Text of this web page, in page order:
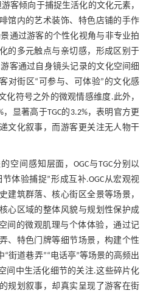
客倾向于捕捉生活化的文化元素，
馆内的艺术装饰、特色店铺的手作
通过游客的个性化视角与非专业拍
的多元触点与亲切感，形成区别于
客通过自身镜头记录的文化空间细
对街区“可参与、可体验”的文化感
化符号之外的微观情感维度.此外，
，显著高于TGC的3.2%，表明官方更
文化叙事，而游客更关注无人物干
空间感知层面，OGC与TGC分别以
体验捕捉”形成互补.OGC从宏观视
建筑群落、核心街区全景等场景，
心区域的整体风貌与规划性保护成
间的微观肌理与个体体验，通过记
、特色门牌等细节场景，构建个性
“街道巷弄”“电话亭”等场景的高频出
间中生活化细节的关注.这些碎片化
规划叙事，却真实呈现了游客在街